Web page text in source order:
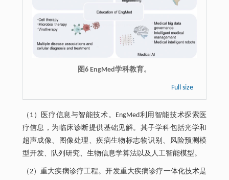
图6 EngMed学科教育。
Full size
（1）医疗信息与智能技术。EngMed利用智能技术探索医
疗信息，为临床诊断提供基础见解。其子学科包括光学和
超声成像、图像处理、疾病生物标志物识别、风险预测模
型开发、队列研究、生物信息学算法以及人工智能模型。
（2）重大疾病诊疗工程。开发重大疾病诊疗一体化技术是